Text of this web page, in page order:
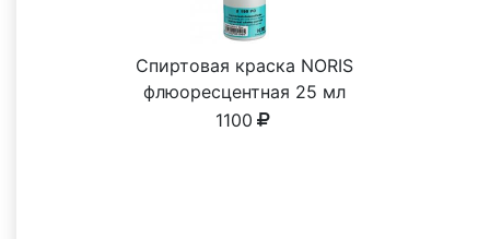
Спиртовая краска NORIS
флюоресцентная 25 мл
1100